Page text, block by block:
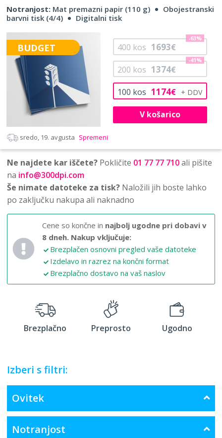
Notranjost: Mat premazni papir (110 g)
Obojestranski
barvni tisk (4/4)
Digitalni tisk
BUDGET
100 kos 1174€
200 kos 1374€
-41%
400 kos 1693€
-63%
V košarico
sredo, 19. avgusta Spremeni
Ne najdete kar iščete? Pokličite 01 77 77 710ali pišite
na info@300dpi.com
Še nimate datoteke za tisk? Naložili jih boste lahko
po zaključku nakupa ali naknadno
Cene so končne in najbolj ugodne pri dobavi v
8 dneh. Nakup vključuje:
Brezplačen osnovni pregled vaše datoteke
Izdelavo in razrez na končni format
Brezplačno dostavo na vaš naslov
Brezplačno Preprosto Ugodno
Izberi s filtri:
Ovitek
Notranjost